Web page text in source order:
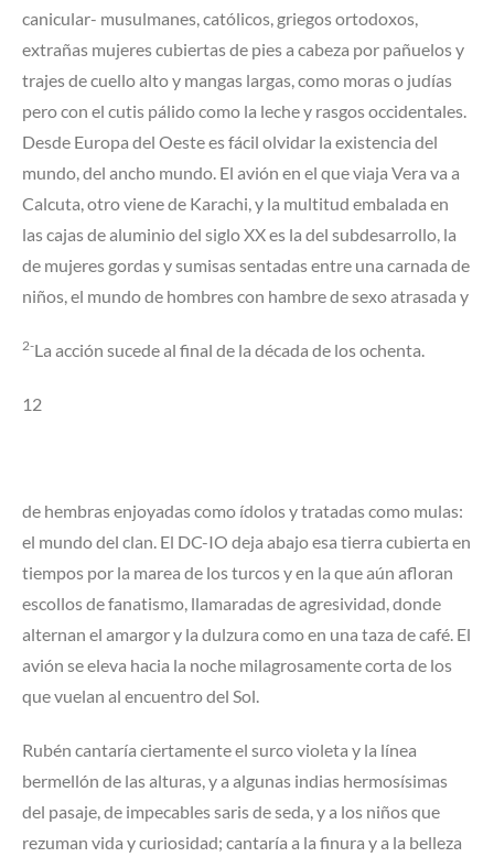
canicular- musulmanes, católicos, griegos ortodoxos,
extrañas mujeres cubiertas de pies a cabeza por pañuelos y
trajes de cuello alto y mangas largas, como moras o judías
pero con el cutis pálido como la leche y rasgos occidentales.
Desde Europa del Oeste es fácil olvidar la existencia del
mundo, del ancho mundo. El avión en el que viaja Vera va a
Calcuta, otro viene de Karachi, y la multitud embalada en
las cajas de aluminio del siglo XX es la del subdesarrollo, la
de mujeres gordas y sumisas sentadas entre una carnada de
niños, el mundo de hombres con hambre de sexo atrasada y
2-La acción sucede al final de la década de los ochenta.
12
de hembras enjoyadas como ídolos y tratadas como mulas:
el mundo del clan. El DC-IO deja abajo esa tierra cubierta en
tiempos por la marea de los turcos y en la que aún afloran
escollos de fanatismo, llamaradas de agresividad, donde
alternan el amargor y la dulzura como en una taza de café. El
avión se eleva hacia la noche milagrosamente corta de los
que vuelan al encuentro del Sol.
Rubén cantaría ciertamente el surco violeta y la línea
bermellón de las alturas, y a algunas indias hermosísimas
del pasaje, de impecables saris de seda, y a los niños que
rezuman vida y curiosidad; cantaría a la finura y a la belleza